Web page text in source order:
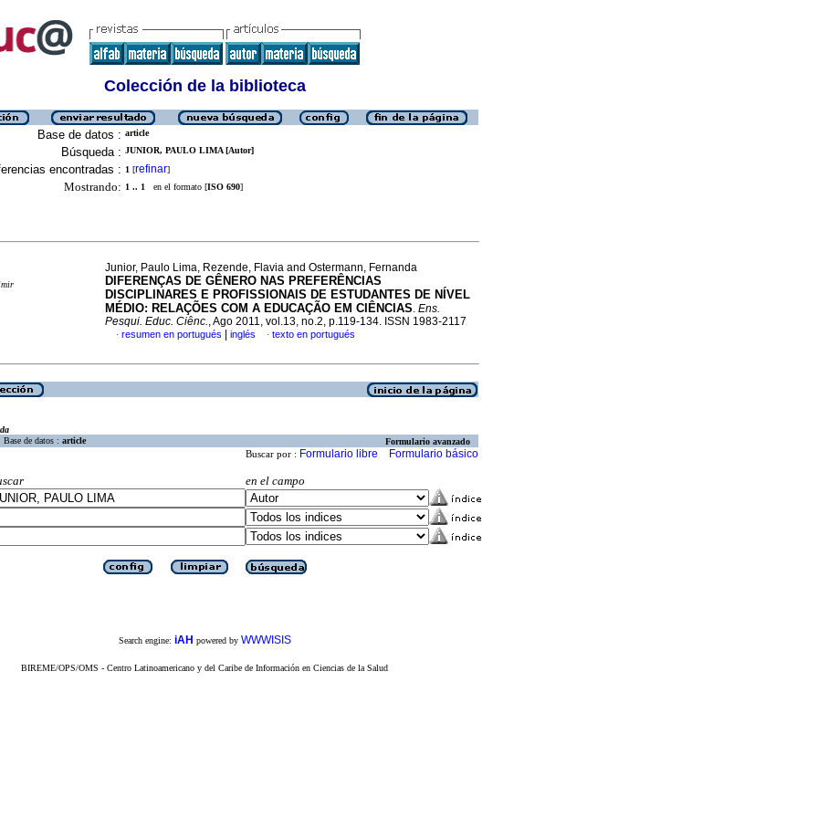
Colección de la biblioteca
Base de datos : article
Búsqueda : JUNIOR, PAULO LIMA [Autor]
encontradas : 1 [refinar]
Mostrando: 1 .. 1 en el formato [ISO 690]
Junior, Paulo Lima, Rezende, Flavia and Ostermann, Fernanda
DIFERENÇAS DE GÊNERO NAS PREFERÊNCIAS
DISCIPLINARES E PROFISSIONAIS DE ESTUDANTES DE NÍVEL
MÉDIO: RELAÇÕES COM A EDUCAÇÃO EM CIÊNCIAS. Ens.
Pesqui. Educ. Ciênc., Ago 2011, vol.13, no.2, p.119-134. ISSN 1983-2117
· resumen en portugués inglés · texto en portugués
Base de datos : article Formulario avanzado
Buscar por : Formulario libre Formulario básico
en el campo
Search engine: iAH powered by WWWISIS
BIREME/OPS/OMS - Centro Latinoamericano y del Caribe de Información en Ciencias de la Salud